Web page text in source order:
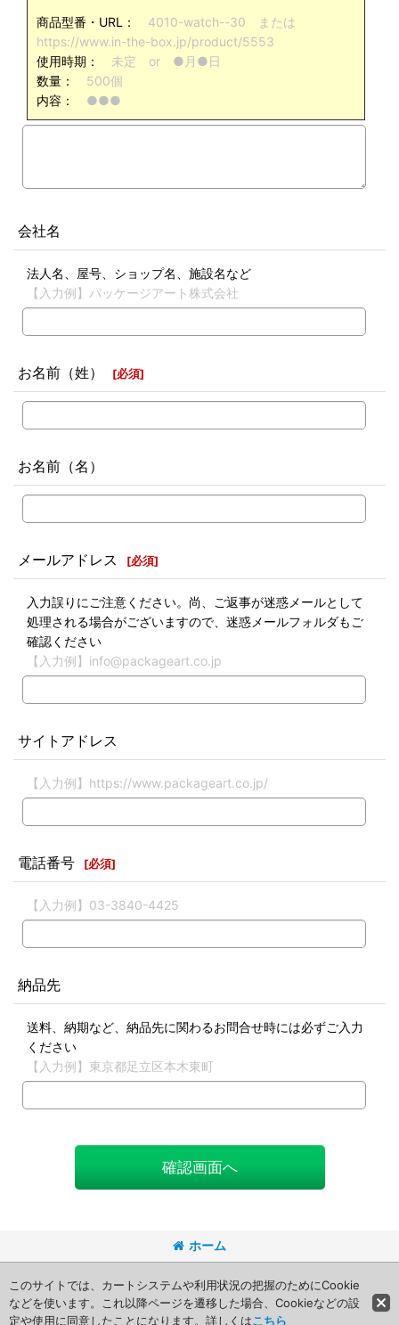
商品型番・URL： 4010-watch--30 または
https://www.in-the-box.jp/product/5553
使用時期： 未定 or ●月●日
数量： 500個
内容： ●●●
会社名
法人名、屋号、ショップ名、施設名など
【入力例】パッケージアート株式会社
お名前（姓） [必須]
お名前（名）
メールアドレス [必須]
入力誤りにご注意ください。尚、ご返事が迷惑メールとして
処理される場合がございますので、迷惑メールフォルダもご
確認ください
【入力例】info@packageart.co.jp
サイトアドレス
【入力例】https://www.packageart.co.jp/
電話番号 [必須]
【入力例】03-3840-4425
納品先
送料、納期など、納品先に関わるお問合せ時には必ずご入力
ください
【入力例】東京都足立区本木東町
確認画面へ
ホーム
このサイトでは、カートシステムや利用状況の把握のためにCookie
などを使います。これ以降ページを遷移した場合、Cookieなどの設
定や使用に同意したことになります。詳しくはこちら